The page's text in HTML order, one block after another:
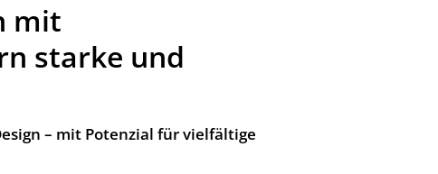
mit
starke und
– mit Potenzial für vielfältige